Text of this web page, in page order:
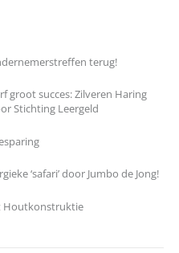
terug!
groot succes: Zilveren Haring
Stichting Leergeld
‘safari’ door Jumbo de Jong!
Houtkonstruktie